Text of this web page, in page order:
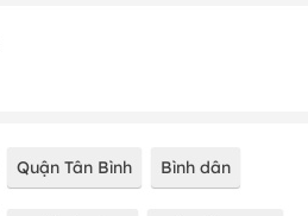
Quận Tân Bình Bình dân